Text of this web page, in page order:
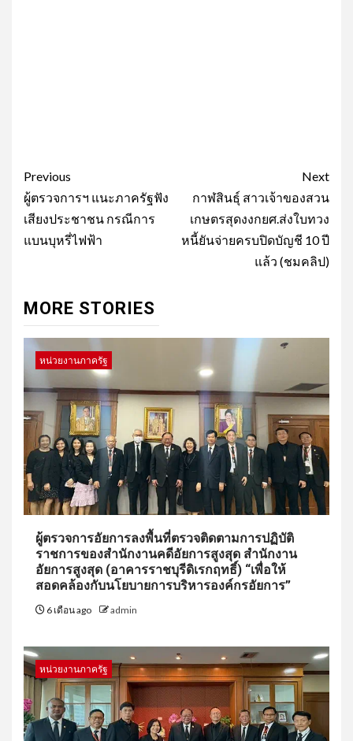
Post
navigation
Previous
ผู้ตรวจการฯ แนะภาครัฐฟัง
เสียงประชาชน กรณีการ
แบนบุหรี่ไฟฟ้า
Next
กาฬสินธุ์ สาวเจ้าของสวน
เกษตรสุดงงกยศ.ส่งใบทวง
หนี้ยันจ่ายครบปิดบัญชี 10 ปี
แล้ว (ชมคลิป)
MORE STORIES
หน่วยงานภาครัฐ
ผู้ตรวจการอัยการลงพื้นที่ตรวจติดตามการปฏิบัติ
ราชการของสำนักงานคดีอัยการสูงสุด สำนักงาน
อัยการสูงสุด (อาคารราชบุรีดิเรกฤทธิ์) “เพื่อให้
สอดคล้องกับนโยบายการบริหารองค์กรอัยการ”
6 เดือน ago admin
หน่วยงานภาครัฐ